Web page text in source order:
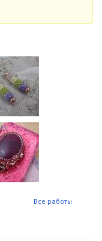
Все работы